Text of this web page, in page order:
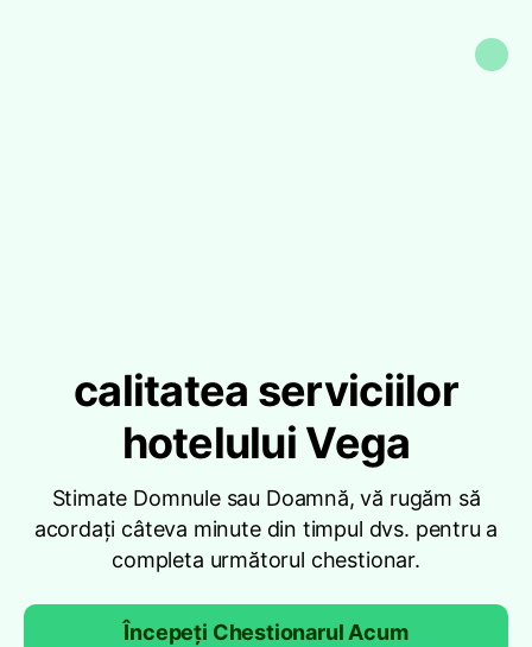
calitatea serviciilor
hotelului Vega
Stimate Domnule sau Doamnă, vă rugăm să
acordați câteva minute din timpul dvs. pentru a
completa următorul chestionar.
Începeți Chestionarul Acum